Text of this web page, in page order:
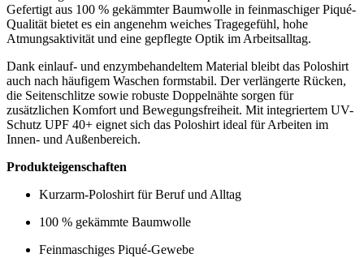
Gefertigt aus 100 % gekämmter Baumwolle in feinmaschiger Piqué-
Qualität bietet es ein angenehm weiches Tragegefühl, hohe
Atmungsaktivität und eine gepflegte Optik im Arbeitsalltag.
Dank einlauf- und enzymbehandeltem Material bleibt das Poloshirt
auch nach häufigem Waschen formstabil. Der verlängerte Rücken,
die Seitenschlitze sowie robuste Doppelnähte sorgen für
zusätzlichen Komfort und Bewegungsfreiheit. Mit integriertem UV-
Schutz UPF 40+ eignet sich das Poloshirt ideal für Arbeiten im
Innen- und Außenbereich.
Produkteigenschaften
Kurzarm-Poloshirt für Beruf und Alltag
100 % gekämmte Baumwolle
Feinmaschiges Piqué-Gewebe